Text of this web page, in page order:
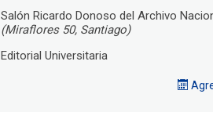
Salón Ricardo Donoso del Archivo
(Miraflores 50, Santiago)
Editorial Universitaria